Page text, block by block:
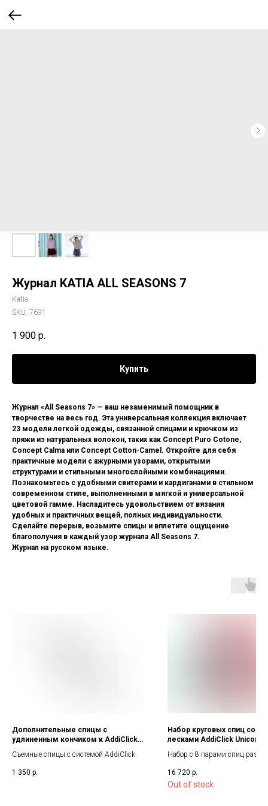
Журнал KATIA ALL SEASONS 7
Katia
SKU: 7691
1 900 р.
Купить
Журнал «All Seasons 7» — ваш незаменимый помощник в
творчестве на весь год. Эта универсальная коллекция включает
23 модели легкой одежды, связанной спицами и крючком из
пряжи из натуральных волокон, таких как Concept Puro Cotone,
Concept Calma или Concept Cotton-Camel. Откройте для себя
практичные модели с ажурными узорами, открытыми
структурами и стильными многослойными комбинациями.
Познакомьтесь с удобными свитерами и кардиганами в стильном
современном стиле, выполненными в мягкой и универсальной
цветовой гамме. Насладитесь удовольствием от вязания
удобных и практичных вещей, полных индивидуальности.
Сделайте перерыв, возьмите спицы и вплетите ощущение
благополучия в каждый узор журнала All Seasons 7.
Журнал на русском языке.
Дополнительные спицы с
удлиненным кончиком к AddiClick
Съемные спицы с системой AddiClick
1 350 р.
Набор круговых спиц со
лесками AddiClick Unicorn
Long
Набор с 8 парами спиц
16 720 р.
Out of stock